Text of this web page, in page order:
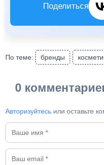
Поделиться
По теме: бренды
0
Авторизуйтесь или оставьте